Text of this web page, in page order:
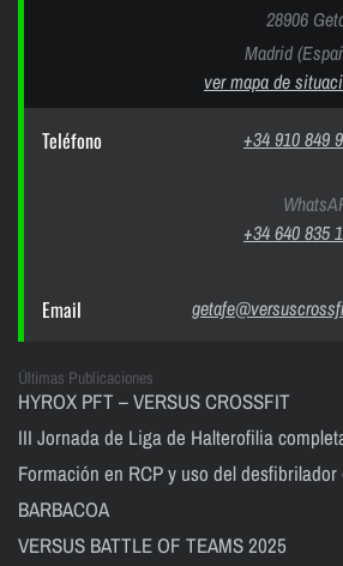
28906
Madrid
ver mapa de
Teléfono +34 910 849
+34 640 835
Email
Últimas Publicaciones
HYROX PFT – VERSUS CROSSFIT
III Jornada de Liga de Halterofilia
Formación en RCP y uso del desfibrilador
BARBACOA
VERSUS BATTLE OF TEAMS 2025